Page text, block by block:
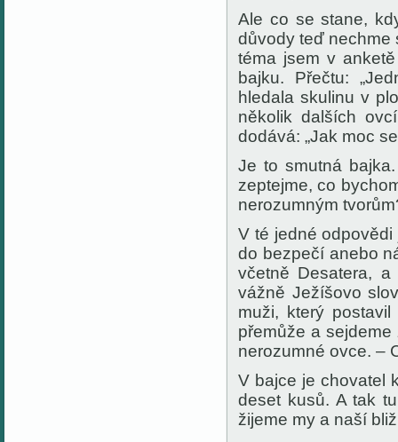
Ale co se stane,
důvody teď nechme
téma jsem v
bajku. Přečtu:
hledala skulinu v
několik dalších
dodává: „Jak moc
Je to smutná
zeptejme, co
nerozumným
V té jedné
do bezpečí anebo
včetně Desatera,
vážně Ježíšovo
muži, který
přemůže a
nerozumné ovce. –
V bajce je chovatel
deset kusů. A tak
žijeme my a naší